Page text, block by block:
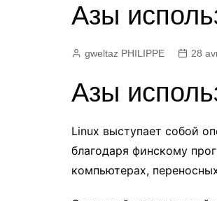
Азы
gweltaz PHILIPPE 28
Азы
Linux выступает собой
благодаря финскому
компьютерах,